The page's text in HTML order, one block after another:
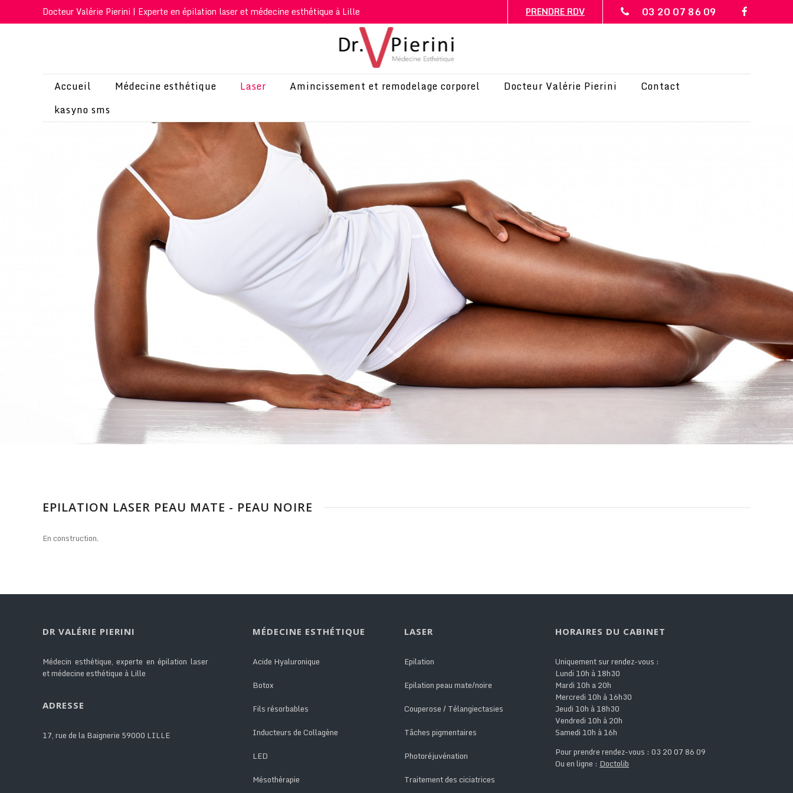
Docteur Valérie Pierini | Experte en épilation laser et médecine esthétique à Lille PRENDRE RDV 03 20 07 86 09
Accueil Médecine esthétique Laser Amincissement et remodelage corporel Docteur Valérie Pierini
Contact
kasyno sms
EPILATION LASER PEAU MATE - PEAU NOIRE
En construction.
DR VALÉRIE PIERINI
Médecin esthétique, experte en épilation laser
et médecine esthétique à Lille
ADRESSE
17, rue de la Baignerie 59000 LILLE
MÉDECINE ESTHÉTIQUE
Acide Hyaluronique
Botox
Fils résorbables
Inducteurs de Collagène
LED
Mésothérapie
LASER
Epilation
Epilation peau mate/noire
Couperose / Télangiectasies
Tâches pigmentaires
Photoréjuvénation
Traitement des ciciatrices
HORAIRES DU CABINET
Uniquement sur rendez-vous :
Lundi 10h à 18h30
Mardi 10h a 20h
Mercredi 10h à 16h30
Jeudi 10h à 18h30
Vendredi 10h à 20h
Samedi 10h à 16h
Pour prendre rendez-vous : 03 20 07 86 09
Ou en ligne : Doctolib